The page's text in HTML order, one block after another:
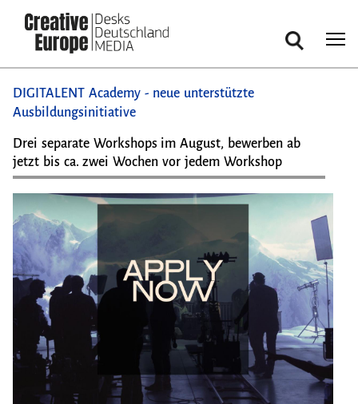
zum
Inhalt
Suche
DIGITALENT Academy - neue unterstützte
Ausbildungsinitiative
Drei separate Workshops im August, bewerben ab
jetzt bis ca. zwei Wochen vor jedem Workshop